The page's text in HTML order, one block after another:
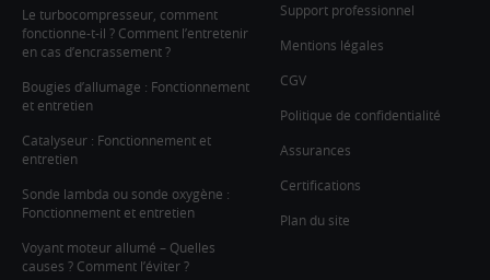
Le turbocompresseur, comment
fonctionne-t-il ? Comment l’entretenir
en cas d’encrassement ?
Bougies d’allumage : Fonctionnement
et entretien
Catalyseur : Fonctionnement et
entretien
Sonde lambda ou sonde oxygène :
Fonctionnement et entretien
Voyant moteur allumé – Quelles
causes ? Comment l’éviter ?
Support professionnel
Mentions légales
CGV
Politique de confidentialité
Assurances
Certifications
Plan du site